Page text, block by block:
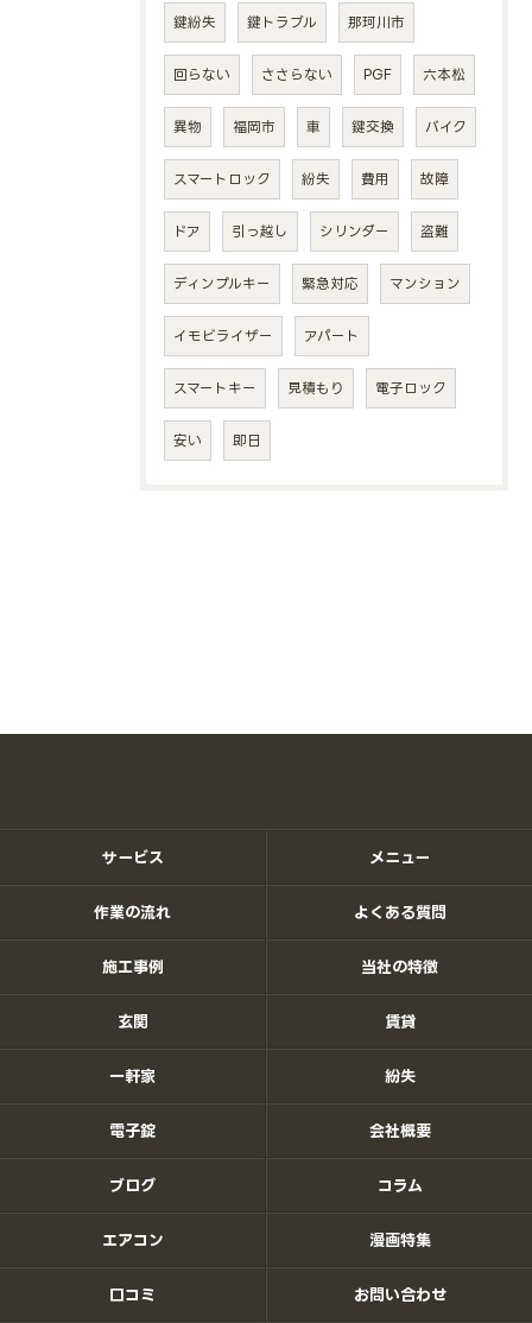
鍵紛失 鍵トラブル 那珂川市
回らない ささらない PGF 六本松
異物 福岡市 車 鍵交換 バイク
スマートロック 紛失 費用 故障
ドア 引っ越し シリンダー 盗難
ディンプルキー 緊急対応 マンション
イモビライザー アパート
スマートキー 見積もり 電子ロック
安い 即日
サービス メニュー
作業の流れ よくある質問
施工事例 当社の特徴
玄関 賃貸
一軒家 紛失
電子錠 会社概要
ブログ コラム
エアコン 漫画特集
口コミ お問い合わせ